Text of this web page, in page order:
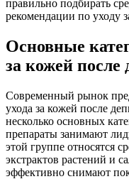
правильно подбирать
рекомендации по уходу
Основные
за кожей после
Современный рынок
ухода за кожей после
несколько основных
препараты занимают
этой группе относятся
экстрактов растений и
эффективно снимают